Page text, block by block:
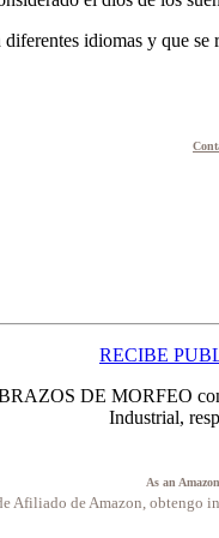
idiomas y que
RECIBE
DE MORFEO
Industrial,
As an
Afiliado de Amazon, obtengo